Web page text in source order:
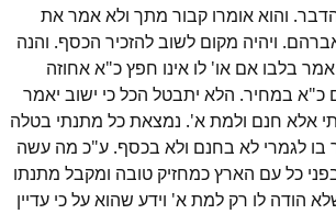
והוא אומרו קבור מתך ולא אמר את
ויהיה מקום לשוב להזכיר הכסף. והנה
בלבו אם או' לו אינו חפץ כ"א אחוזה
במחיר. הלא יתבטל הכל כי ישוב יאמר
אלא חנם ולמת א'. נמצאת כל מתנתי בטלה
בו לגמרי לא בחנם ולא בכסף. ע"כ מה עשה
כל עם הארץ כמחזיק טובה ומקבל מתנתו
הודה לו רק למת א' וידע שהוא על כי עדיין